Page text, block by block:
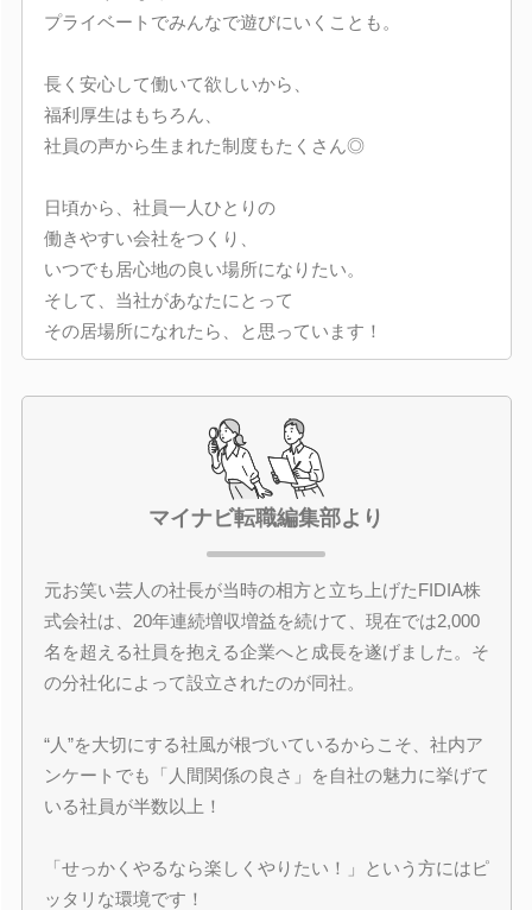
プライベートでみんなで遊びにいくことも。
長く安心して働いて欲しいから、
福利厚生はもちろん、
社員の声から生まれた制度もたくさん◎
日頃から、社員一人ひとりの
働きやすい会社をつくり、
いつでも居心地の良い場所になりたい。
そして、当社があなたにとって
その居場所になれたら、と思っています！
マイナビ転職編集部より
元お笑い芸人の社長が当時の相方と立ち上げたFIDIA株
式会社は、20年連続増収増益を続けて、現在では2,000
名を超える社員を抱える企業へと成長を遂げました。そ
の分社化によって設立されたのが同社。
“人”を大切にする社風が根づいているからこそ、社内ア
ンケートでも「人間関係の良さ」を自社の魅力に挙げて
いる社員が半数以上！
「せっかくやるなら楽しくやりたい！」という方にはピ
ッタリな環境です！